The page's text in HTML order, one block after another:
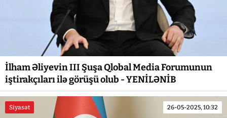
İlham Əliyevin III Şuşa Qlobal Media Forumunun
iştirakçıları ilə görüşü olub - YENİLƏNİB
Siyasət 26-05-2025, 10:32